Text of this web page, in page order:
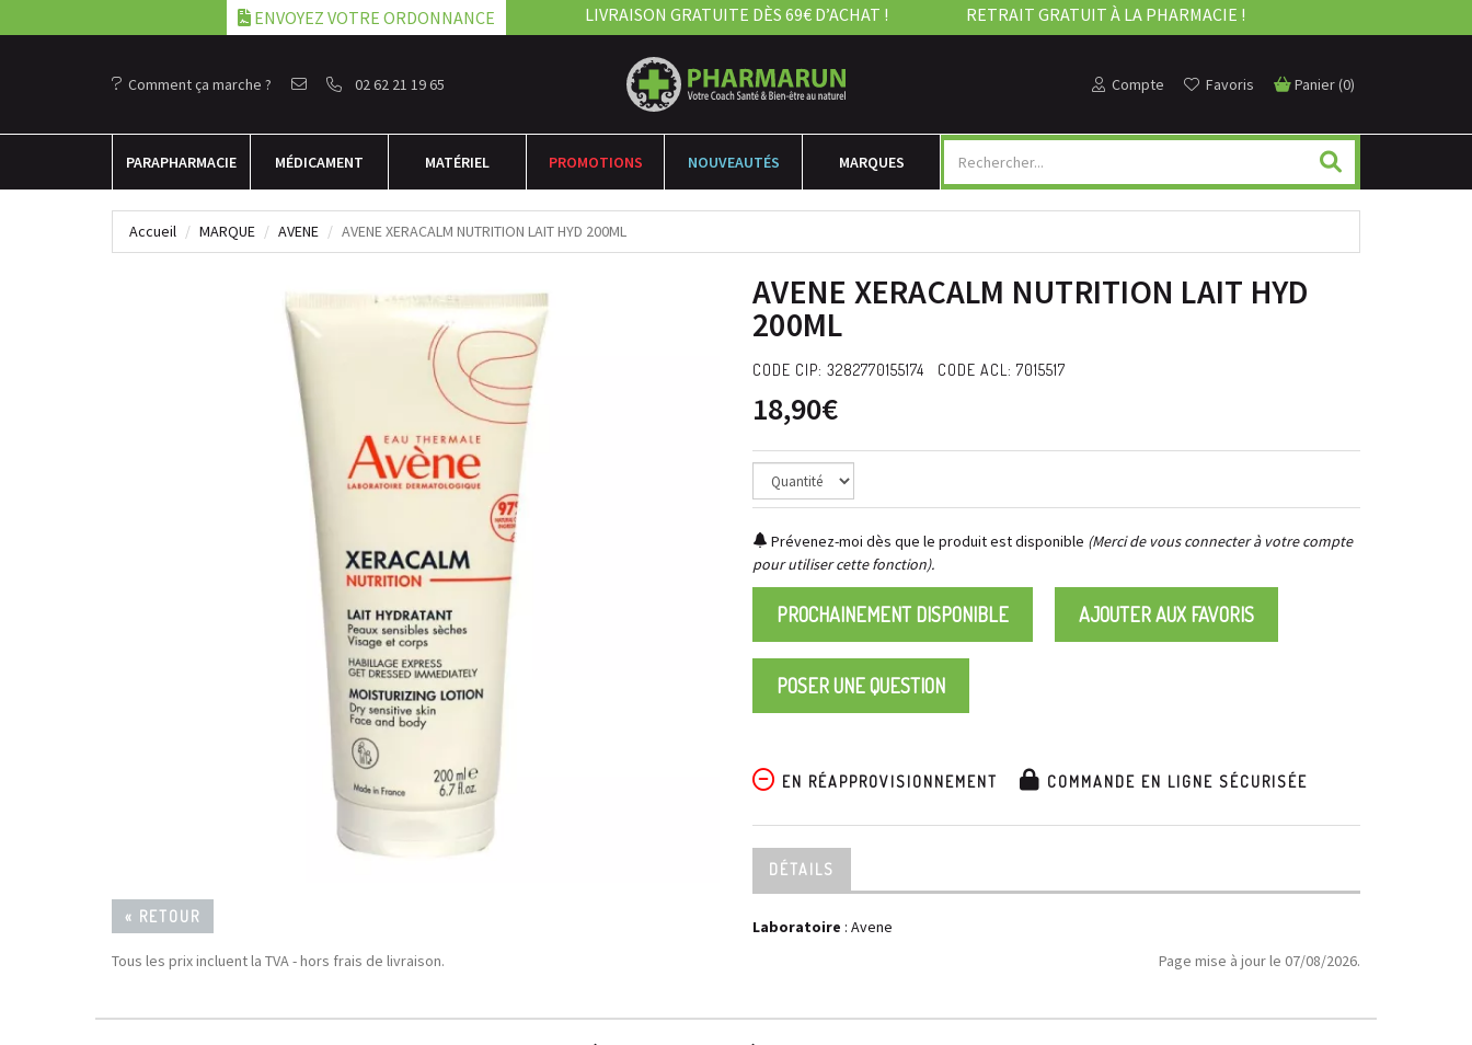
LIVRAISON GRATUITE DÈS 69€ D’ACHAT !
ENVOYEZ VOTRE ORDONNANCE RETRAIT GRATUIT À LA PHARMACIE !
Comment ça marche ? 02 62 21 19 65 Compte Favoris Panier(0)
PARAPHARMACIE MÉDICAMENT MATÉRIEL PROMOTIONS NOUVEAUTÉS MARQUES
Accueil MARQUE AVENE AVENE XERACALM NUTRITION LAIT HYD 200ML
« RETOUR
AVENE XERACALM NUTRITION LAIT HYD
200ML
CODE CIP: 3282770155174 CODE ACL: 7015517
18,90€
Prévenez-moi dès que le produit est disponible (Merci de vous connecter à votre compte
pour utiliser cette fonction).
PROCHAINEMENT DISPONIBLE AJOUTER AUX FAVORIS
POSER UNE QUESTION
EN RÉAPPROVISIONNEMENT COMMANDE EN LIGNE SÉCURISÉE
DÉTAILS
Laboratoire : Avene
Tous les prix incluent la TVA - hors frais de livraison.
Page mise à jour le 07/08/2026.